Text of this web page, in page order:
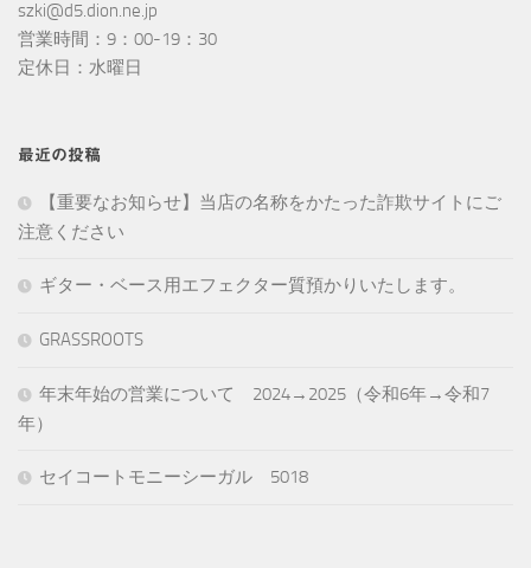
szki@d5.dion.ne.jp
営業時間：9：00-19：30
定休日：水曜日
最近の投稿
【重要なお知らせ】当店の名称をかたった詐欺サイトにご
注意ください
ギター・ベース用エフェクター質預かりいたします。
GRASSROOTS
年末年始の営業について 2024→2025（令和6年→令和7
年）
セイコートモニーシーガル 5018